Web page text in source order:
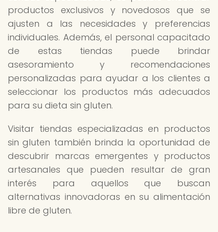
productos exclusivos y novedosos que se
ajusten a las necesidades y preferencias
individuales. Además, el personal capacitado
de estas tiendas puede brindar
asesoramiento y recomendaciones
personalizadas para ayudar a los clientes a
seleccionar los productos más adecuados
para su dieta sin gluten.
Visitar tiendas especializadas en productos
sin gluten también brinda la oportunidad de
descubrir marcas emergentes y productos
artesanales que pueden resultar de gran
interés para aquellos que buscan
alternativas innovadoras en su alimentación
libre de gluten.